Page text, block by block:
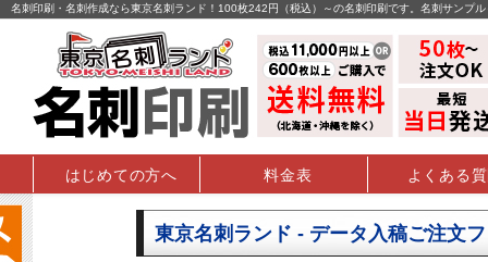
名刺印刷・名刺作成なら東京名刺ランド！100枚242円（税込）～の名刺印刷です。名刺サンプ
はじめての方へ 料金表 よくある
東京名刺ランド - データ入稿ご注文